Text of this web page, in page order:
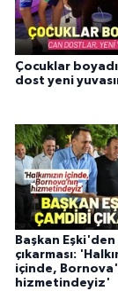
Çocuklar
dost yeni
Başkan
çıkarması:
içinde,
hizmetindeyiz'